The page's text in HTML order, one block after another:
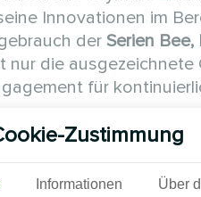
Innovationen im
der Serien Bee,
die
für
das an
basiert auf
Zustimmung
Informationen Über